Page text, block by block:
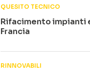
QUESITO TECNICO
Rifacimento
Francia
RINNOVABILI